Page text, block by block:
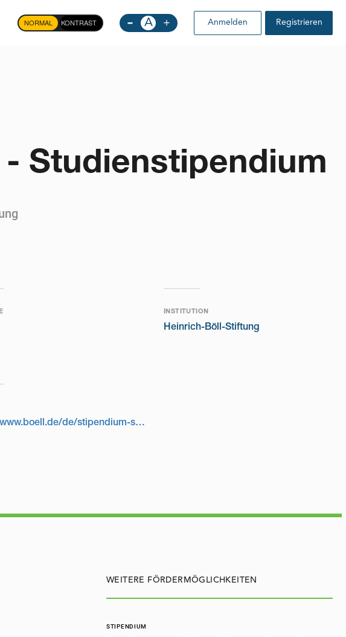
NORMAL KONTRAST - A + Anmelden Registrieren
Studienstipendium
INSTITUTION
Heinrich-Böll-Stiftung
https://www.boell.de/de/stipendium-studium
WEITERE FÖRDERMÖGLICHKEITEN
STIPENDIUM